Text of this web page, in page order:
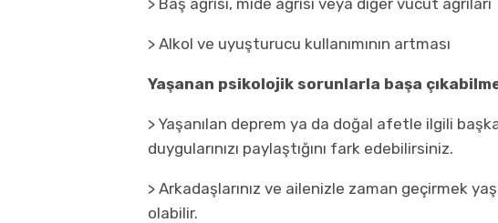
> Alkol ve uyuşturucu kullanımının artması
Yaşanan psikolojik sorunlarla başa
> Yaşanılan deprem ya da doğal afetle ilgili
duygularınızı paylaştığını fark edebilirsiniz.
> Arkadaşlarınız ve ailenizle zaman geçirmek
olabilir.